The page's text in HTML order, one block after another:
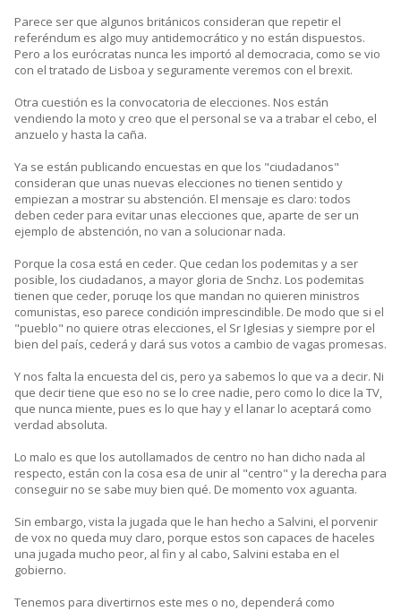
Parece ser que algunos británicos consideran que repetir el
referéndum es algo muy antidemocrático y no están dispuestos.
Pero a los eurócratas nunca les importó al democracia, como se vio
con el tratado de Lisboa y seguramente veremos con el brexit.
Otra cuestión es la convocatoria de elecciones. Nos están
vendiendo la moto y creo que el personal se va a trabar el cebo, el
anzuelo y hasta la caña.
Ya se están publicando encuestas en que los "ciudadanos"
consideran que unas nuevas elecciones no tienen sentido y
empiezan a mostrar su abstención. El mensaje es claro: todos
deben ceder para evitar unas elecciones que, aparte de ser un
ejemplo de abstención, no van a solucionar nada.
Porque la cosa está en ceder. Que cedan los podemitas y a ser
posible, los ciudadanos, a mayor gloria de Snchz. Los podemitas
tienen que ceder, poruqe los que mandan no quieren ministros
comunistas, eso parece condición imprescindible. De modo que si el
"pueblo" no quiere otras elecciones, el Sr Iglesias y siempre por el
bien del país, cederá y dará sus votos a cambio de vagas promesas.
Y nos falta la encuesta del cis, pero ya sabemos lo que va a decir. Ni
que decir tiene que eso no se lo cree nadie, pero como lo dice la TV,
que nunca miente, pues es lo que hay y el lanar lo aceptará como
verdad absoluta.
Lo malo es que los autollamados de centro no han dicho nada al
respecto, están con la cosa esa de unir al "centro" y la derecha para
conseguir no se sabe muy bien qué. De momento vox aguanta.
Sin embargo, vista la jugada que le han hecho a Salvini, el porvenir
de vox no queda muy claro, porque estos son capaces de haceles
una jugada mucho peor, al fin y al cabo, Salvini estaba en el
gobierno.
Tenemos para divertirnos este mes o no, dependerá como